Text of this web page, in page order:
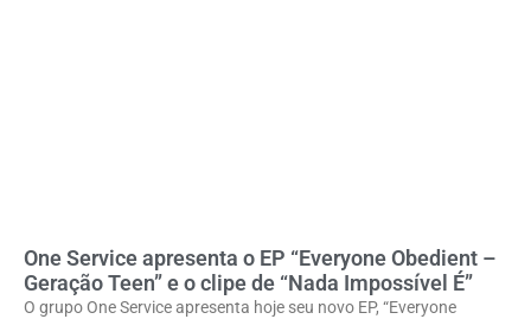
One Service apresenta o EP “Everyone Obedient –
Geração Teen” e o clipe de “Nada Impossível É”
O grupo One Service apresenta hoje seu novo EP, “Everyone